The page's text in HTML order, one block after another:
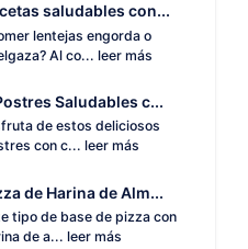
saludables con...
lentejas engorda o
Al co... leer más
Saludables c...
de estos deliciosos
con c... leer más
de Harina de Alm...
tipo de base de pizza con
de a... leer más